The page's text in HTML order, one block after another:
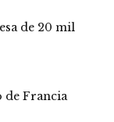
de 20 mil
de Francia